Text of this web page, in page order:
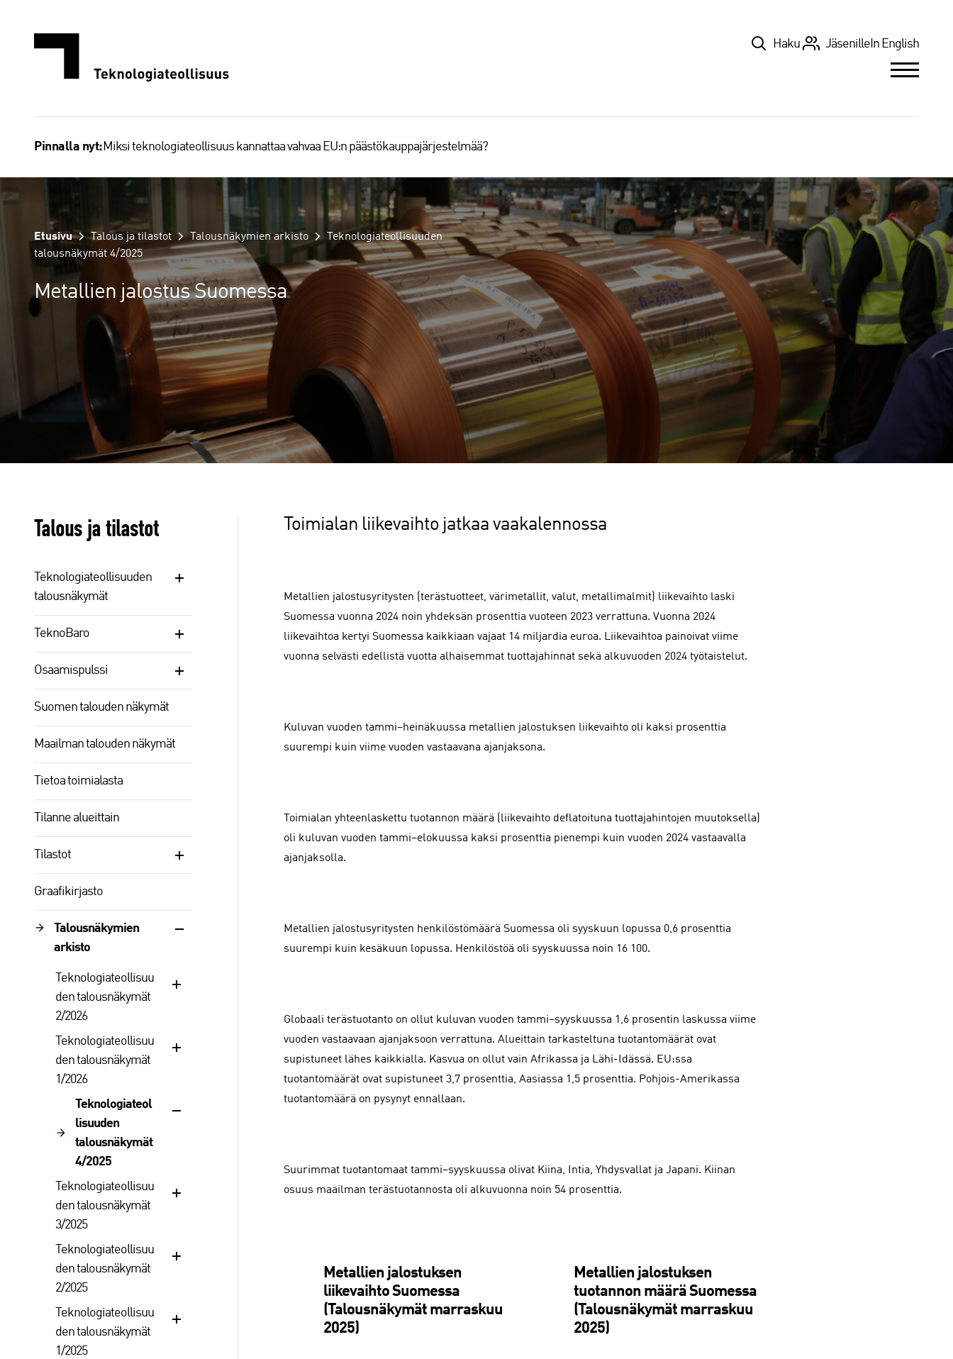
TopHaku Jäsenille In English
Pinnalla nyt: Miksi teknologiateollisuus kannattaa vahvaa EU:n päästökauppajärjestelmää?
Etusivu Talous ja tilastot Talousnäkymien arkisto
Teknologiateollisuuden
talousnäkymät 4/2025
Metallien jalostus Suomessa
Talous ja tilastot
Teknologiateollisuuden
talousnäkymät
TeknoBaro
Osaamispulssi
Suomen talouden näkymät
Maailman talouden näkymät
Tietoa toimialasta
Tilanne alueittain
Tilastot
Graafikirjasto
Talousnäkymien
arkisto
Teknologiateollisuu
den talousnäkymät
2/2026
Teknologiateollisuu
den talousnäkymät
1/2026
Teknologiateol
lisuuden
talousnäkymät
4/2025
Teknologiateollisuu
den talousnäkymät
3/2025
Teknologiateollisuu
den talousnäkymät
2/2025
Teknologiateollisuu
den talousnäkymät
1/2025
Toimialan liikevaihto jatkaa vaakalennossa
Metallien jalostusyritysten (terästuotteet, värimetallit, valut, metallimalmit) liikevaihto laski
Suomessa vuonna 2024 noin yhdeksän prosenttia vuoteen 2023 verrattuna. Vuonna 2024
liikevaihtoa kertyi Suomessa kaikkiaan vajaat 14 miljardia euroa. Liikevaihtoa painoivat viime
vuonna selvästi edellistä vuotta alhaisemmat tuottajahinnat sekä alkuvuoden 2024 työtaistelut.
Kuluvan vuoden tammi–heinäkuussa metallien jalostuksen liikevaihto oli kaksi prosenttia
suurempi kuin viime vuoden vastaavana ajanjaksona.
Toimialan yhteenlaskettu tuotannon määrä (liikevaihto deflatoituna tuottajahintojen muutoksella)
oli kuluvan vuoden tammi–elokuussa kaksi prosenttia pienempi kuin vuoden 2024 vastaavalla
ajanjaksolla.
Metallien jalostusyritysten henkilöstömäärä Suomessa oli syyskuun lopussa 0,6 prosenttia
suurempi kuin kesäkuun lopussa. Henkilöstöä oli syyskuussa noin 16 100.
Globaali terästuotanto on ollut kuluvan vuoden tammi–syyskuussa 1,6 prosentin laskussa viime
vuoden vastaavaan ajanjaksoon verrattuna. Alueittain tarkasteltuna tuotantomäärät ovat
supistuneet lähes kaikkialla. Kasvua on ollut vain Afrikassa ja Lähi-Idässä. EU:ssa
tuotantomäärät ovat supistuneet 3,7 prosenttia, Aasiassa 1,5 prosenttia. Pohjois-Amerikassa
tuotantomäärä on pysynyt ennallaan.
Suurimmat tuotantomaat tammi–syyskuussa olivat Kiina, Intia, Yhdysvallat ja Japani. Kiinan
osuus maailman terästuotannosta oli alkuvuonna noin 54 prosenttia.
Metallien jalostuksen
liikevaihto Suomessa
(Talousnäkymät marraskuu
2025)
Metallien jalostuksen
tuotannon määrä Suomessa
(Talousnäkymät marraskuu
2025)